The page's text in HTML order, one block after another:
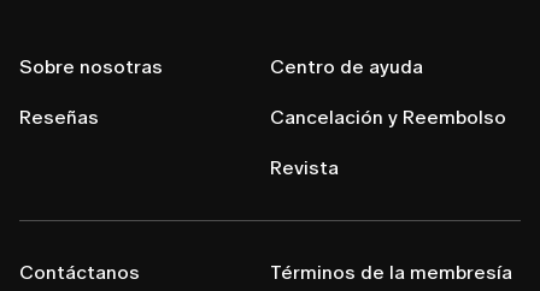
Sobre nosotras
Reseñas
Centro de ayuda
Cancelación y Reembolso
Revista
Contáctanos Términos de la membresía